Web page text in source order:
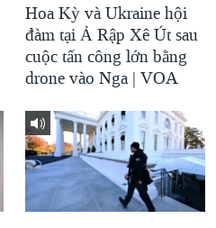
Hoa Kỳ và Ukraine hội
đàm tại Ả Rập Xê Út sau
cuộc tấn công lớn bằng
drone vào Nga | VOA